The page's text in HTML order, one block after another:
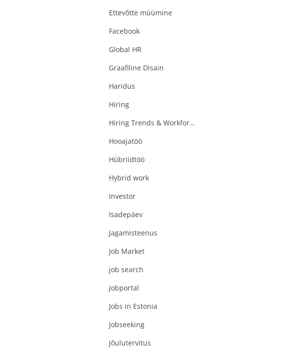
Ettevõtte müümine
Facebook
Global HR
Graafiline Disain
Haridus
Hiring
Hiring Trends & Workforce Evolution
Hooajatöö
Hübriidtöö
Hybrid work
Investor
Isadepäev
Jagamisteenus
Job Market
job search
jobportal
Jobs in Estonia
Jobseeking
Jõulutervitus